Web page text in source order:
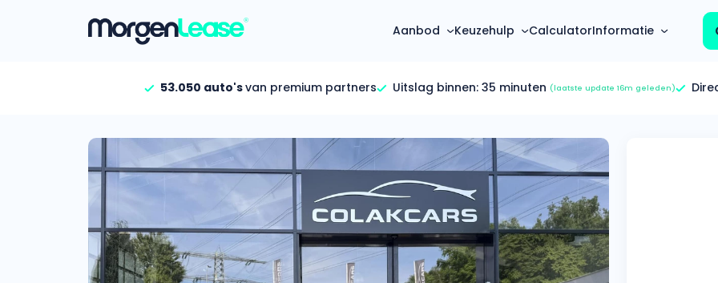
Aanbod
Gehele aanbod
Bekijk volledig aanbod
Gezinsauto’s
Bekijk alle gezinsauto’s
Hele aanbod
Bekijk alle stadsauto’s
Mercedes-Benz
(3500+ auto's)
Volkswagen
(4500+ auto's)
Volvo
(1000+ auto's)
Keuzehulp
Hoeveel kan ik lenen?
Bereken in één minuut
Calculator
Maandbedrag berekenen
Offerte vergelijken
Wij geven jou een betere deal
CalculatorInformatie
Over ons
Gehele FAQ’s
Bekijk volledige FAQ’s
Zakelijk
Vragen over zakelijk
53.050 auto'svan premium partners Uitslag binnen: 35 minuten (laatste update 16m geleden)